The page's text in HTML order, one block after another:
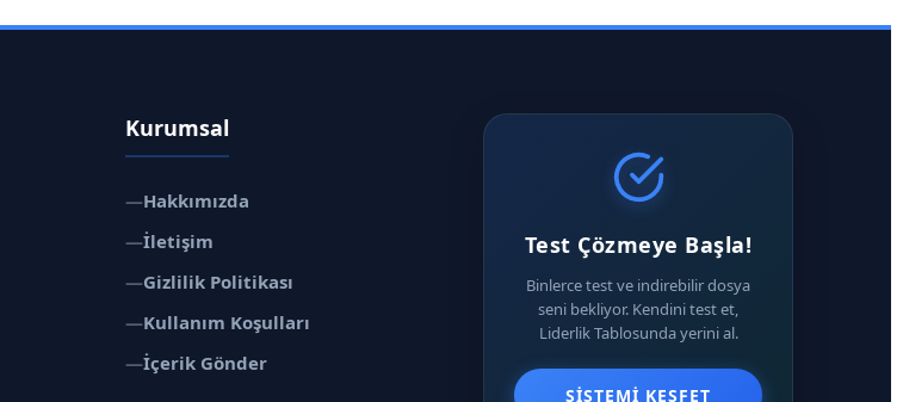
Kurumsal
—Hakkımızda
—İletişim
—Gizlilik Politikası
—Kullanım Koşulları
—İçerik Gönder
Test Çözmeye Başla!
Binlerce test ve indirebilir dosya
seni bekliyor. Kendini test et,
Liderlik Tablosunda yerini al.
SISTEMI KEŞFET